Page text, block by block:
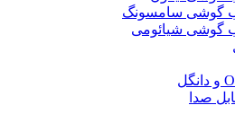
گوشی سامسونگ
گوشی شیائومی